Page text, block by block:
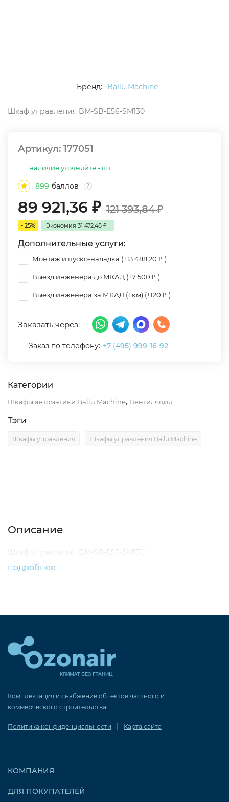
Бренд: Ballu Machine
Шкаф управления BM-SB-E56-SM130
Артикул: 177051
наличие уточняйте - шт
899 баллов ?
89 921,36 ₽ 121 393,84₽
- 25% Экономия 31 472,48 ₽
Дополнительные услуги:
Монтаж и пуско-наладка (+13 488,20 ₽ )
Выезд инженера до МКАД (+7 500 ₽ )
Выезд инженера за МКАД (1 км) (+120 ₽ )
Заказать через:
Заказ по телефону: +7 (495) 999-16-92
Категории
Шкафы автоматики Ballu Machine, Вентиляция
Тэги
Шкафы управления Шкафы управления Ballu Machine
Описание
Шкаф управления BM-SB-E56-SM130
подробнее
Комплектация и снабжение объектов частного и
коммерческого строительства
Политика конфиденциальности | Карта сайта
КОМПАНИЯ
ДЛЯ ПОКУПАТЕЛЕЙ